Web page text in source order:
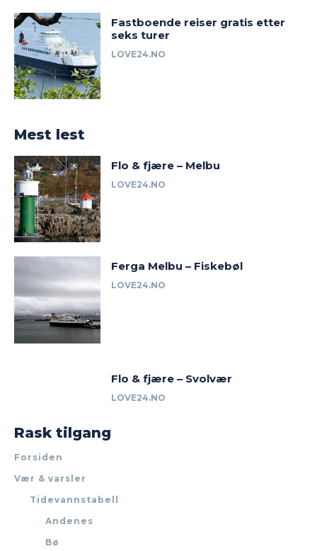
Fastboende reiser gratis etter
seks turer
LOVE24.NO
Mest lest
Flo & fjære – Melbu
LOVE24.NO
Ferga Melbu – Fiskebøl
LOVE24.NO
Flo & fjære – Svolvær
LOVE24.NO
Rask tilgang
Forsiden
Vær & varsler
Tidevannstabell
Andenes
Bø